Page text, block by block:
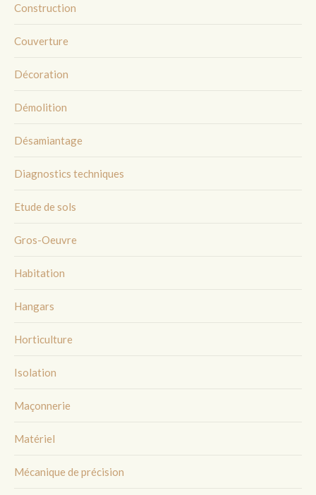
Construction
Couverture
Décoration
Démolition
Désamiantage
Diagnostics techniques
Etude de sols
Gros-Oeuvre
Habitation
Hangars
Horticulture
Isolation
Maçonnerie
Matériel
Mécanique de précision